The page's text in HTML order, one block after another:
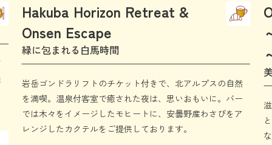
Hakuba Horizon Retreat &
Onsen Escape
緑に包まれる白馬時間
岩岳ゴンドラリフトのチケット付きで、北アルプスの自然
を満喫。温泉付客室で癒された夜は、思いおもいに。バー
では木々をイメージしたモヒートに、安曇野産わさびをア
レンジしたカクテルをご提供しております。